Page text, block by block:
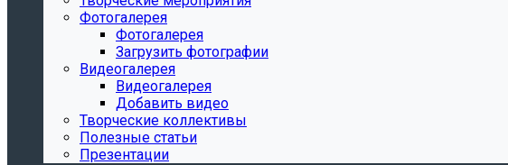
Фотогалерея
Фотогалерея
Загрузить фотографии
Видеогалерея
Видеогалерея
Добавить видео
Творческие коллективы
Полезные статьи
Презентации